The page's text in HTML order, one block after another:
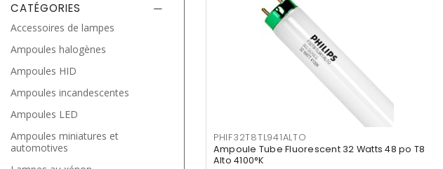
CATÉGORIES
Accessoires de lampes
Ampoules halogènes
Ampoules HID
Ampoules incandescentes
Ampoules LED
Ampoules miniatures et
automotives
PHIF32T8TL941ALTO
Ampoule Tube Fluorescent 32 Watts 48 po T8
Alto 4100°K